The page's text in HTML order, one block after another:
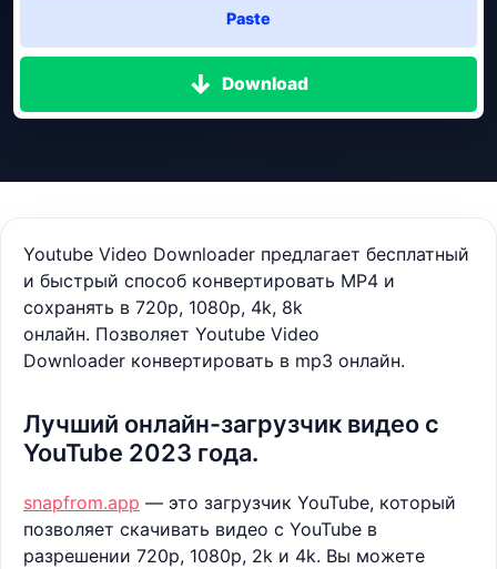
Paste
Download
Youtube Video Downloader предлагает бесплатный
и быстрый способ конвертировать MP4 и
сохранять в 720p, 1080p, 4k, 8k
онлайн. Позволяет Youtube Video
Downloader конвертировать в mp3 онлайн.
Лучший онлайн-загрузчик видео с
YouTube 2023 года.
snapfrom.app — это загрузчик YouTube, который
позволяет скачивать видео с YouTube в
разрешении 720p, 1080p, 2k и 4k. Вы можете